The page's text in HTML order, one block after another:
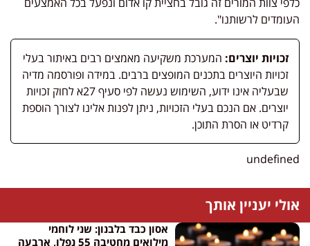
העומדים לרשותנו".
זכויות יוצרים: המערכת משקיעה מאמצים רבים באיתור בעלי
זכויות היוצרים בתכנים המופצים ברבים. במידה ופורסמה מדיה
שבעליה אינו ידוע, השימוש נעשה לפי סעיף 27א לחוק זכויות
יוצרים. אם הנכם בעלי הזכויות, ניתן לפנות אלינו לצורך הוספת
קרדיט או הסרת התוכן.
undefined
אולי יעניין אותך
אסון כבד בלבנון: שני לוחמי
מילואים מחטיבה 55 נפלו, ארבעה